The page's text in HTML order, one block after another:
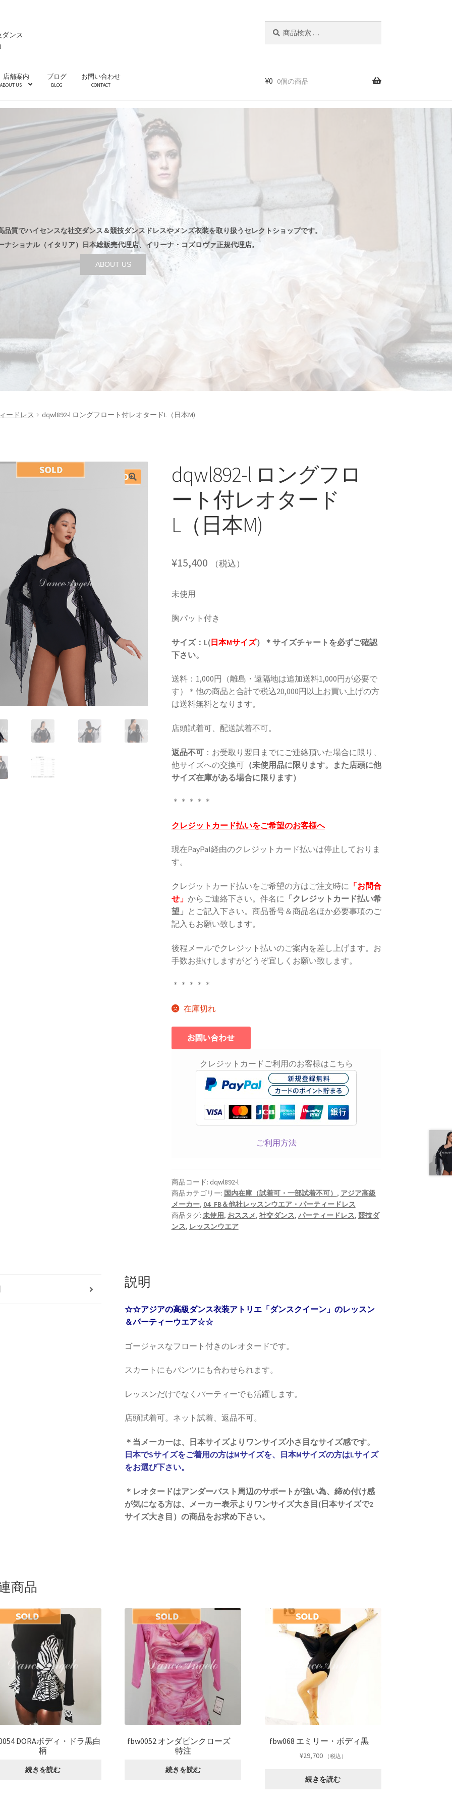
ンス
店舗案内
ABOUT US
ブログ
BLOG
お問い合わせ
CONTACT ¥0 0個の商品
質でハイセンスな社交ダンス＆競技ダンスドレスやメンズ衣装を取り扱うセレクトショップです。
ナショナル（イタリア）日本総販売代理店、イリーナ・コズロヴァ正規代理店。
ABOUT US
ードレス dqwl892-l ロングフロート付レオタードL（日本M)
dqwl892-l ロングフロ
ート付レオタード
L（日本M)
¥15,400 （税込）
未使用
胸パット付き
サイズ：L(日本Mサイズ）＊サイズチャートを必ずご確認
下さい。
送料：1,000円（離島・遠隔地は追加送料1,000円が必要で
す）＊他の商品と合計で税込20,000円以上お買い上げの方
は送料無料となります。
店頭試着可、配送試着不可。
返品不可：お受取り翌日までにご連絡頂いた場合に限り、
他サイズへの交換可（未使用品に限ります。また店頭に他
サイズ在庫がある場合に限ります）
＊＊＊＊＊
クレジットカード払いをご希望のお客様へ
現在PayPal経由のクレジットカード払いは停止しておりま
す。
クレジットカード払いをご希望の方はご注文時に 「お問合
せ」 からご連絡下さい。件名に 「クレジットカード払い希
望」 とご記入下さい。商品番号＆商品名ほか必要事項のご
記入もお願い致します。
後程メールでクレジット払いのご案内を差し上げます。お
手数お掛けしますがどうぞ宜しくお願い致します。
＊＊＊＊＊
在庫切れ
クレジットカードご利用のお客様はこちら
ご利用方法
商品コード: dqwl892-l
商品カテゴリー: 国内在庫（試着可・一部試着不可） , アジア高級
メーカー, 04_FB＆他社レッスンウエア・パーティードレス
商品タグ: 未使用, おススメ, 社交ダンス, パーティードレス, 競技ダ
ンス, レッスンウエア
説明
☆☆アジアの高級ダンス衣装アトリエ「ダンスクイーン」のレッスン
＆パーティーウエア☆☆
ゴージャスなフロート付きのレオタードです。
スカートにもパンツにも合わせられます。
レッスンだけでなくパーティーでも活躍します。
店頭試着可。ネット試着、返品不可。
＊当メーカーは、日本サイズよりワンサイズ小さ目なサイズ感です。
日本でSサイズをご着用の方はMサイズを、日本Mサイズの方はLサイズ
をお選び下さい。
＊レオタードはアンダーバスト周辺のサポートが強い為、締め付け感
が気になる方は、メーカー表示よりワンサイズ大き目(日本サイズで2
サイズ大き目）の商品をお求め下さい。
商品
DORAボディ・ドラ黒白
柄
続きを読む
fbw0052 オンダピンクローズ
特注
続きを読む
fbw068 エミリー・ボディ黒
¥29,700 （税込）
続きを読む